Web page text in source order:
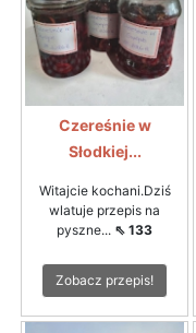
Czereśnie w
Słodkiej...
Witajcie kochani.Dziś
wlatuje przepis na
pyszne... ⇖ 133
Zobacz przepis!